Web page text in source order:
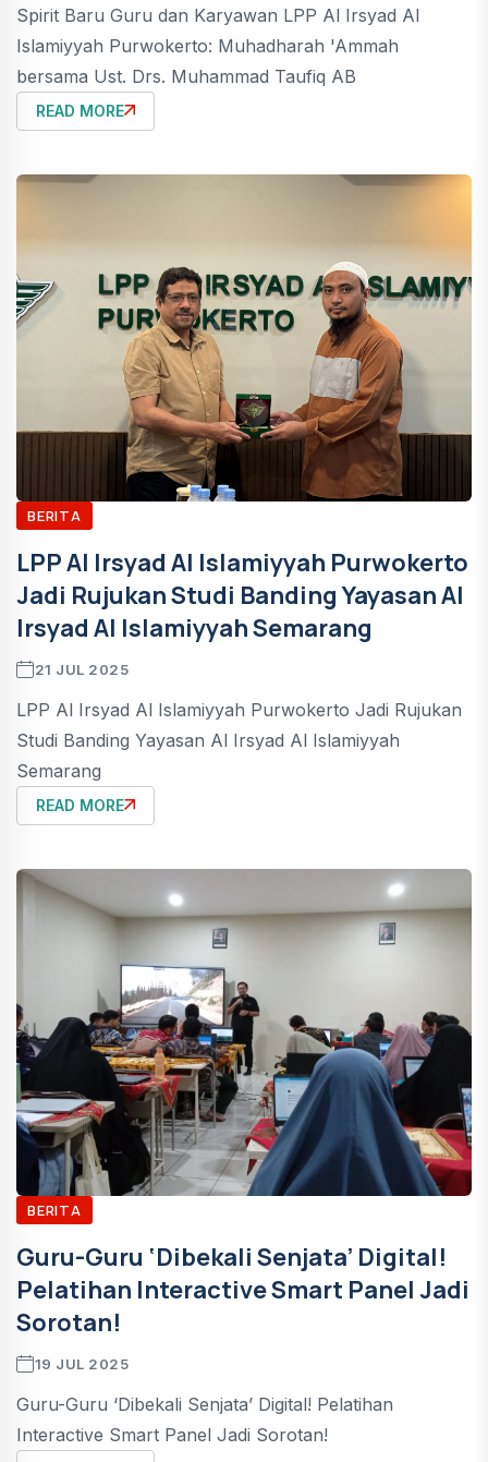
Spirit Baru Guru dan Karyawan LPP Al Irsyad Al
Islamiyyah Purwokerto: Muhadharah 'Ammah
bersama Ust. Drs. Muhammad Taufiq AB
READ MORE
BERITA
LPP Al Irsyad Al Islamiyyah Purwokerto
Jadi Rujukan Studi Banding Yayasan Al
Irsyad Al Islamiyyah Semarang
21 JUL 2025
LPP Al Irsyad Al Islamiyyah Purwokerto Jadi Rujukan
Studi Banding Yayasan Al Irsyad Al Islamiyyah
Semarang
READ MORE
BERITA
Guru-Guru ‘Dibekali Senjata’ Digital!
Pelatihan Interactive Smart Panel Jadi
Sorotan!
19 JUL 2025
Guru-Guru ‘Dibekali Senjata’ Digital! Pelatihan
Interactive Smart Panel Jadi Sorotan!